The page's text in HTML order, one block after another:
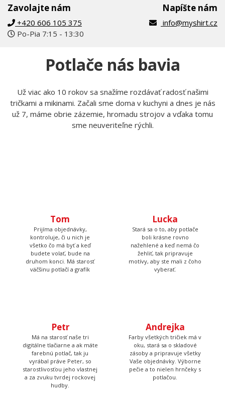
Zavolajte nám
+420 606 105 375
Po-Pia 7:15 - 13:30
Napíšte nám
info@myshirt.cz
Potlače nás bavia
Už viac ako 10 rokov sa snažíme rozdávať radosť našimi
tričkami a mikinami. Začali sme doma v kuchyni a dnes je nás
už 7, máme obrie zázemie, hromadu strojov a vďaka tomu
sme neuveriteľne rýchli.
Tom
Prijíma objednávky,
kontroluje, či u nich je
všetko čo má byť a keď
budete volať, bude na
druhom konci. Má starosť
väčšinu potlačí a grafík
Lucka
Stará sa o to, aby potlače
boli krásne rovno
nažehlené a keď nemá čo
žehliť, tak pripravuje
motívy, aby ste mali z čoho
vyberať.
Petr
Má na starosť naše tri
digitálne tlačiarne a ak máte
farebnú potlač, tak ju
vyrábal práve Peter, so
starostlivosťou jeho vlastnej
a za zvuku tvrdej rockovej
hudby.
Andrejka
Farby všetkých tričiek má v
oku, stará sa o skladové
zásoby a pripravuje všetky
Vaše objednávky. Výborne
pečie a to nielen hrnčeky s
potlačou.